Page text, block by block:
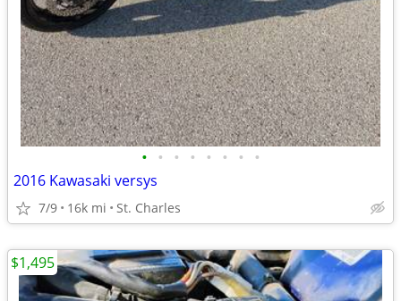
• • • • • • • •
2016 Kawasaki versys
7/9 16k mi St. Charles
$1,495